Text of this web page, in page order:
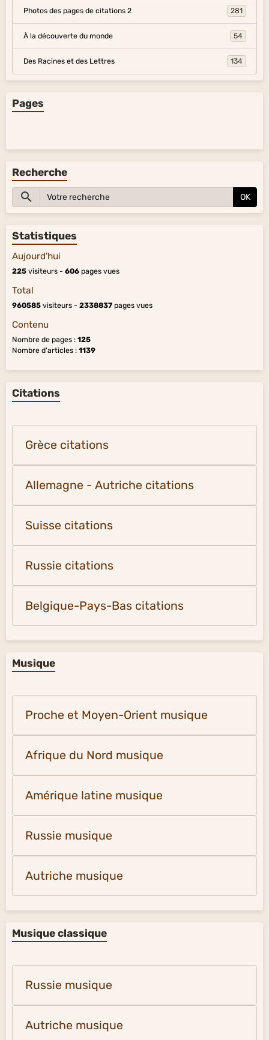
Photos des pages de citations 2 281
À la découverte du monde 54
Des Racines et des Lettres 134
Pages
Recherche
OK
Statistiques
Aujourd'hui
225 visiteurs - 606 pages vues
Total
960585 visiteurs - 2338837 pages vues
Contenu
Nombre de pages : 125
Nombre d'articles : 1139
Citations
Grèce citations
Allemagne - Autriche citations
Suisse citations
Russie citations
Belgique-Pays-Bas citations
Musique
Proche et Moyen-Orient musique
Afrique du Nord musique
Amérique latine musique
Russie musique
Autriche musique
Musique classique
Russie musique
Autriche musique